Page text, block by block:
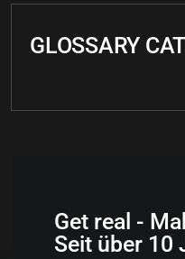
GLOSSARY
Get real -
Seit über 10